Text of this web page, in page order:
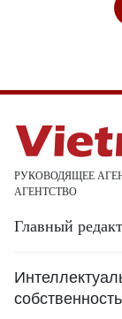
РУКОВОДЯЩЕЕ
АГЕНТСТВО
Главный
собственность